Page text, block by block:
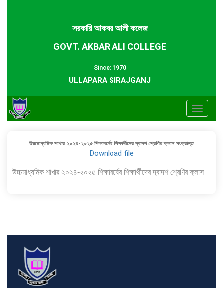
সরকারি আকবর আলী কলেজ
GOVT. AKBAR ALI COLLEGE
Since: 1970
ULLAPARA SIRAJGANJ
Toggle
উচ্চমাধ্যমিক শাখার ২০২৪-২০২৫ শিক্ষাবর্ষের শিক্ষার্থীদের দ্বাদশ শ্রেণির ক্লাস সংক্রান্ত
Download file
উচ্চমাধ্যমিক শাখার ২০২৪-২০২৫ শিক্ষাবর্ষের শিক্ষার্থীদের দ্বাদশ শ্রেণির ক্লাস